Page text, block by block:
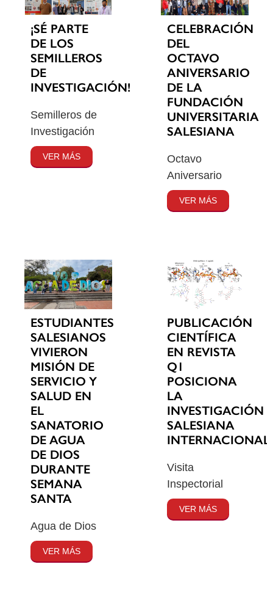
¡SÉ PARTE
DE LOS
SEMILLEROS
DE
INVESTIGACIÓN!
Semilleros de
Investigación
VER MÁS
CELEBRACIÓN
DEL
OCTAVO
ANIVERSARIO
DE LA
FUNDACIÓN
UNIVERSITARIA
SALESIANA
Octavo
Aniversario
VER MÁS
ESTUDIANTES
SALESIANOS
VIVIERON
MISIÓN DE
SERVICIO Y
SALUD EN
EL
SANATORIO
DE AGUA
DE DIOS
DURANTE
SEMANA
SANTA
Agua de Dios
VER MÁS
PUBLICACIÓN
CIENTÍFICA
EN REVISTA
Q1
POSICIONA
LA
INVESTIGACIÓN
SALESIANA
Visita
Inspectorial
VER MÁS